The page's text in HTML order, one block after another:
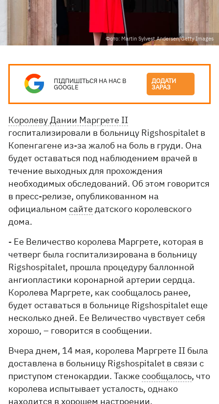
Фото: Martin Sylvest Andersen/Getty Images
ПІДПИШІТЬСЯ НА НАС В
GOOGLE
ДОДАТИ
ЗАРАЗ
Королеву Дании Маргрете II
госпитализировали в больницу Rigshospitalet в
Копенгагене из-за жалоб на боль в груди. Она
будет оставаться под наблюдением врачей в
течение выходных для прохождения
необходимых обследований. Об этом говорится
в пресс-релизе, опубликованном на
официальномсайте датского королевского
дома.
- Ее Величество королева Маргрете, которая в
четверг была госпитализирована в больницу
Rigshospitalet, прошла процедуру баллонной
ангиопластики коронарной артерии сердца.
Королева Маргрете, как сообщалось ранее,
будет оставаться в больнице Rigshospitalet еще
несколько дней. Ее Величество чувствует себя
хорошо, – говорится в сообщении.
Вчера днем, 14 мая, королева Маргрете II была
доставлена ​​в больницу Rigshospitalet в связи с
приступом стенокардии. Такжесообщалось, что
королева испытывает усталость, однако
находится в хорошем настроении.